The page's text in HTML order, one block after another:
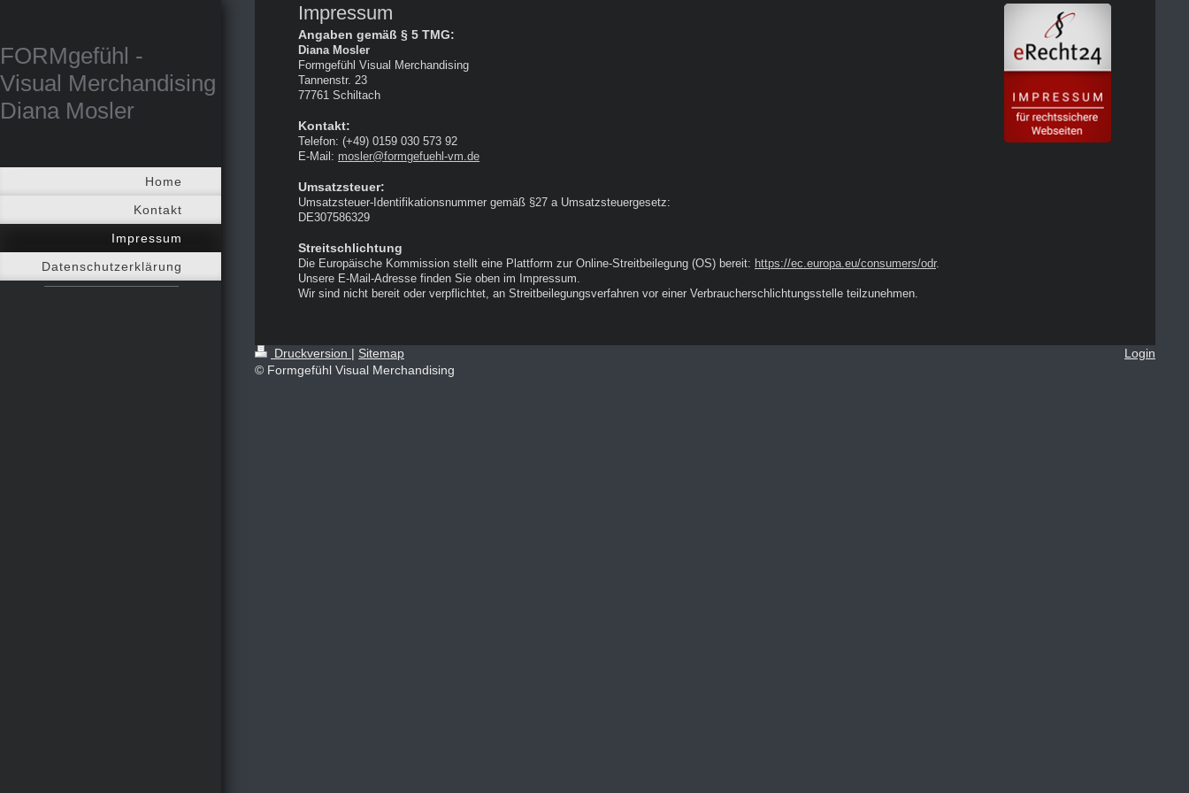
FORMgefühl -
Visual Merchandising
Diana Mosler
Home
Kontakt
Impressum
Datenschutzerklärung
Impressum
Angaben gemäß § 5 TMG:
Diana Mosler
Formgefühl Visual Merchandising
Tannenstr. 23
77761 Schiltach
Kontakt:
Telefon: (+49) 0159 030 573 92
E-Mail: mosler@formgefuehl-vm.de
Umsatzsteuer:
Umsatzsteuer-Identifikationsnummer gemäß §27 a Umsatzsteuergesetz:
DE307586329
Streitschlichtung
Die Europäische Kommission stellt eine Plattform zur Online-Streitbeilegung (OS) bereit: https://ec.europa.eu/consumers/odr.
Unsere E-Mail-Adresse finden Sie oben im Impressum.
Wir sind nicht bereit oder verpflichtet, an Streitbeilegungsverfahren vor einer Verbraucherschlichtungsstelle teilzunehmen.
Druckversion | Sitemap
© Formgefühl Visual Merchandising
Login